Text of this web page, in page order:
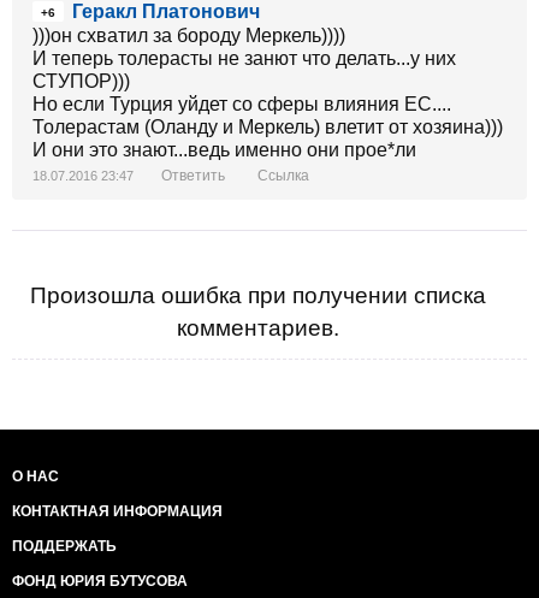
+6
Геракл Платонович
)))он схватил за бороду Меркель))))
И теперь толерасты не занют что делать...у них
СТУПОР)))
Но если Турция уйдет со сферы влияния ЕС....
Толерастам (Оланду и Меркель) влетит от хозяина)))
И они это знают...ведь именно они прое*ли
18.07.2016 23:47 Ответить Ссылка
Произошла ошибка при получении списка
комментариев.
О НАС
КОНТАКТНАЯ ИНФОРМАЦИЯ
ПОДДЕРЖАТЬ
ФОНД ЮРИЯ БУТУСОВА